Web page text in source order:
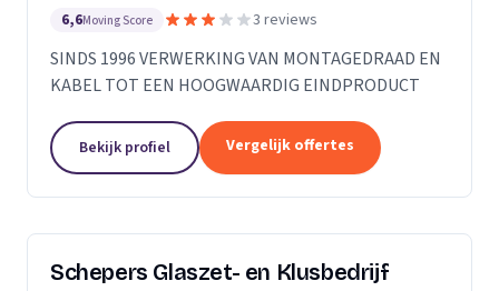
6,6Moving Score 3 reviews
SINDS 1996 VERWERKING VAN MONTAGEDRAAD EN
KABEL TOT EEN HOOGWAARDIG EINDPRODUCT
Bekijk profiel Vergelijk offertes
Schepers Glaszet- en Klusbedrijf